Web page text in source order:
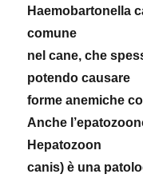
Haemobartonella
comune
nel cane, che
potendo causare
forme anemiche
Anche
Hepatozoon
canis) è una